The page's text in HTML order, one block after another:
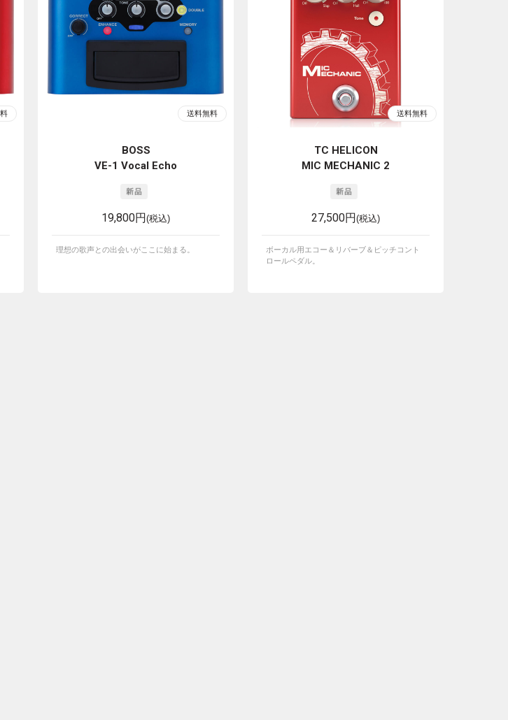
BOSS
VE-1 Vocal Echo
19,800円(税込)
理想の歌声との出会いがここに始まる。
TC HELICON
MIC MECHANIC 2
27,500円(税込)
ボーカル用エコー＆リバーブ＆ピッチコント
ロールペダル。